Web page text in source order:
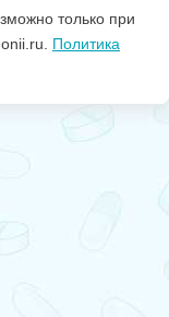
только при
Политика